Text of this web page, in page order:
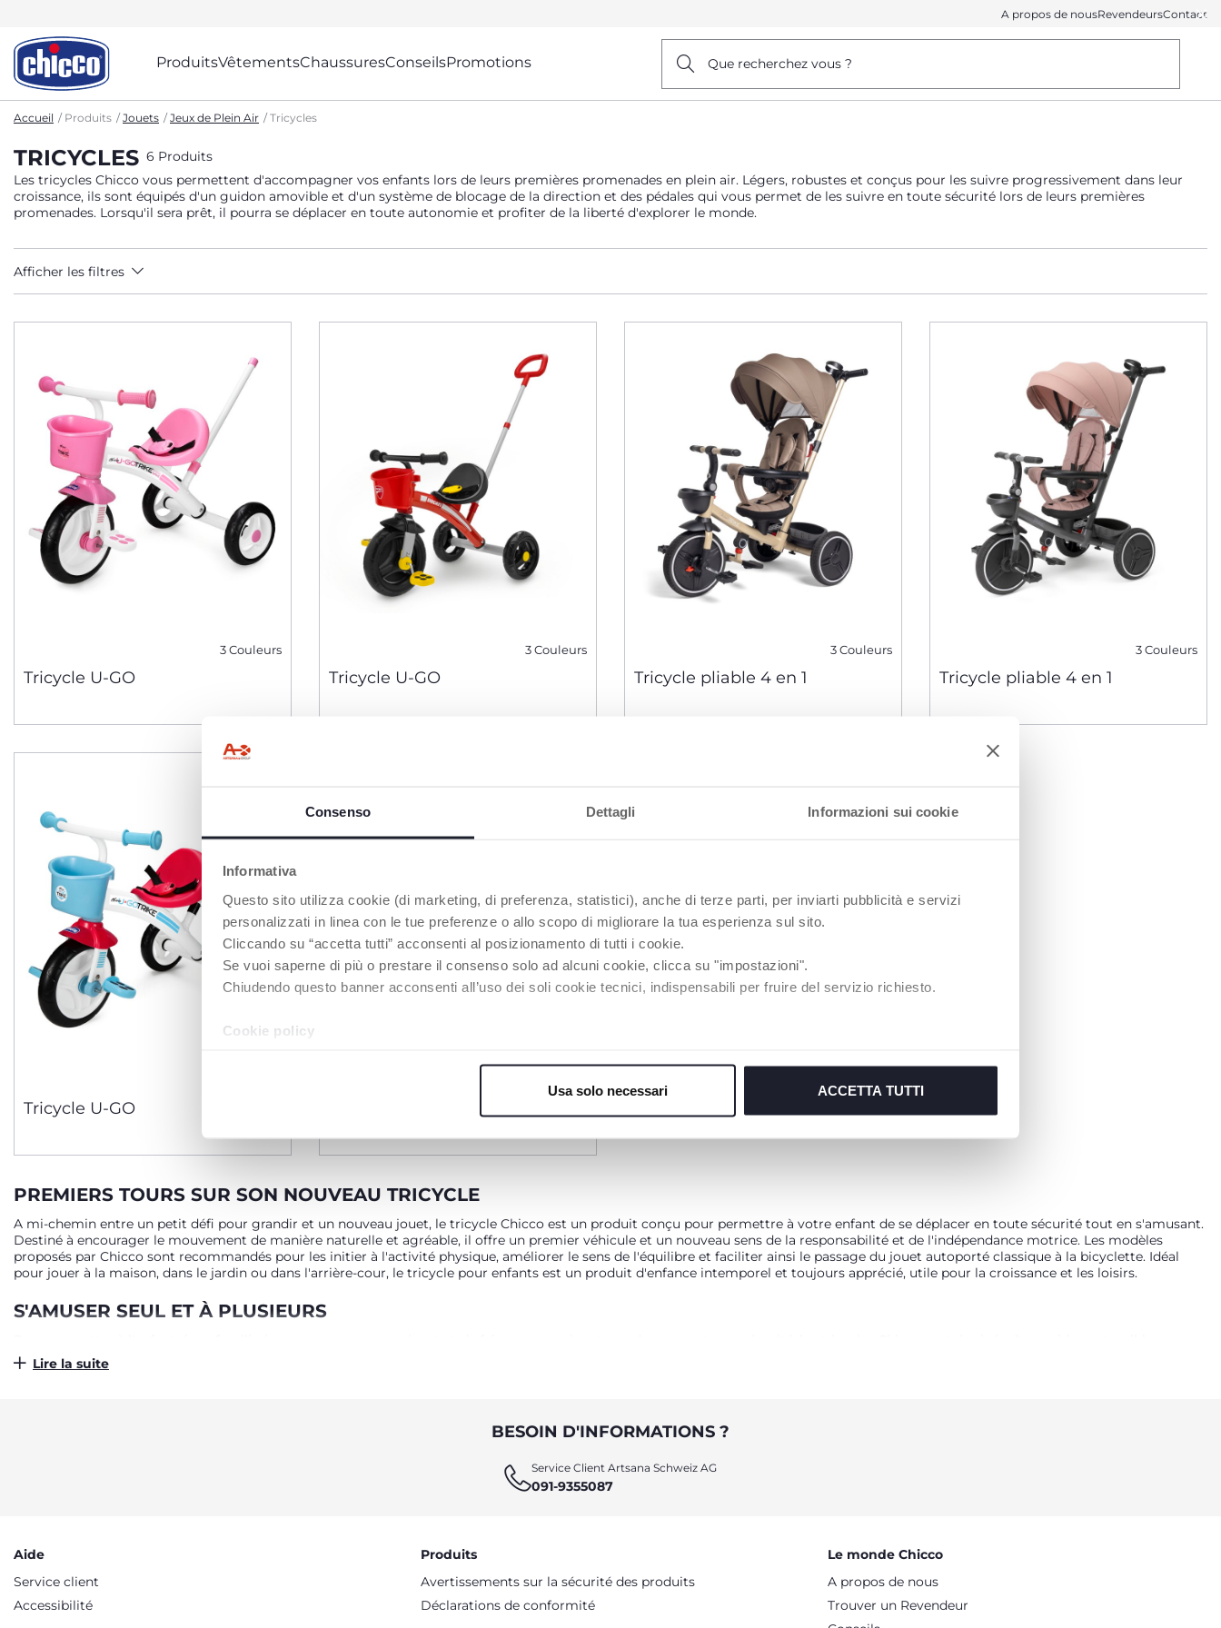
Consenso Dettagli Informazioni sui cookie
Informativa
Questo sito utilizza cookie (di marketing, di preferenza, statistici), anche di terze parti, per inviarti pubblicità e servizi
personalizzati in linea con le tue preferenze o allo scopo di migliorare la tua esperienza sul sito.
Cliccando su “accetta tutti” acconsenti al posizionamento di tutti i cookie.
Se vuoi saperne di più o prestare il consenso solo ad alcuni cookie, clicca su "impostazioni".
Chiudendo questo banner acconsenti all’uso dei soli cookie tecnici, indispensabili per fruire del servizio richiesto.
Cookie policy
Usa solo necessari ACCETTA TUTTI
A propos de nousRevendeursContact
ProduitsVêtementsChaussuresConseilsPromotions Que recherchez vous ?
Accueil Produits Jouets Jeux de Plein Air Tricycles
TRICYCLES 6 Produits
Les tricycles Chicco vous permettent d'accompagner vos enfants lors de leurs premières promenades en plein air. Légers, robustes et conçus pour les suivre progressivement dans leur
croissance, ils sont équipés d'un guidon amovible et d'un système de blocage de la direction et des pédales qui vous permet de les suivre en toute sécurité lors de leurs premières
promenades. Lorsqu'il sera prêt, il pourra se déplacer en toute autonomie et profiter de la liberté d'explorer le monde.
Afficher les filtres
3 Couleurs
Tricycle U-GO
3 Couleurs
Tricycle U-GO
3 Couleurs
Tricycle pliable 4 en 1
3 Couleurs
Tricycle pliable 4 en 1
Tricycle U-GO
PREMIERS TOURS SUR SON NOUVEAU TRICYCLE
A mi-chemin entre un petit défi pour grandir et un nouveau jouet, le tricycle Chicco est un produit conçu pour permettre à votre enfant de se déplacer en toute sécurité tout en s'amusant.
Destiné à encourager le mouvement de manière naturelle et agréable, il offre un premier véhicule et un nouveau sens de la responsabilité et de l'indépendance motrice. Les modèles
proposés par Chicco sont recommandés pour les initier à l'activité physique, améliorer le sens de l'équilibre et faciliter ainsi le passage du jouet autoporté classique à la bicyclette. Idéal
pour jouer à la maison, dans le jardin ou dans l'arrière-cour, le tricycle pour enfants est un produit d'enfance intemporel et toujours apprécié, utile pour la croissance et les loisirs.
S'AMUSER SEUL ET À PLUSIEURS
amovible pour les parents. Ainsi, papa et maman peuvent le pousser et le contrôler, en soutenant l'enfant dans son activité : la solution idéale pour s'amuser en toute sécurité et en
compagnie à bord des tricycles. En cas de besoin, le guidon peut être enlevé, ce qui permet à l'enfant de rouler en toute autonomie. Les roues caoutchoutées permettent d'utiliser le
DES MODÈLES POUR TOUS LES GOÛTS ET TOUS LES BESOINS
Aimé par les garçons et les filles, le tricycle est un jouet pour tous, et parmi les différents modèles Chicco, il est facile de choisir celui qui convient le mieux à ses goûts personnels. Le
Lire la suite
BESOIN D'INFORMATIONS ?
Service Client Artsana Schweiz AG
091-9355087
Aide
Service client
Accessibilité
Produits
Avertissements sur la sécurité des produits
Déclarations de conformité
Le monde Chicco
A propos de nous
Trouver un Revendeur